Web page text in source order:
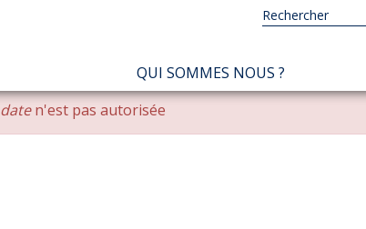
NAVIGATION
PRINCIPALE
QUI SOMMES NOUS ?
n'est pas autorisée